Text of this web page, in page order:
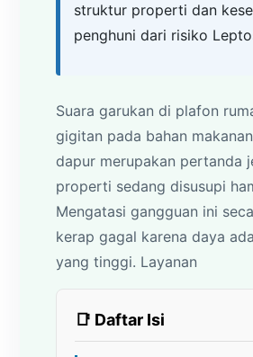
struktur properti dan
penghuni dari risiko
Suara garukan di plafon
gigitan pada bahan
dapur merupakan pertanda
properti sedang disusupi
Mengatasi gangguan ini
kerap gagal karena daya
yang tinggi. Layanan
📑 Daftar Isi